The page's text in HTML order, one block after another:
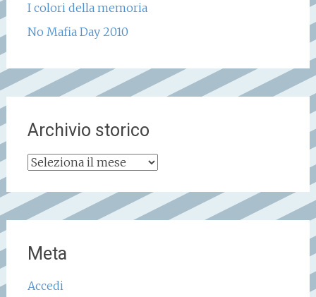
I colori della memoria
No Mafia Day 2010
Archivio storico
Archivio
Meta
Accedi